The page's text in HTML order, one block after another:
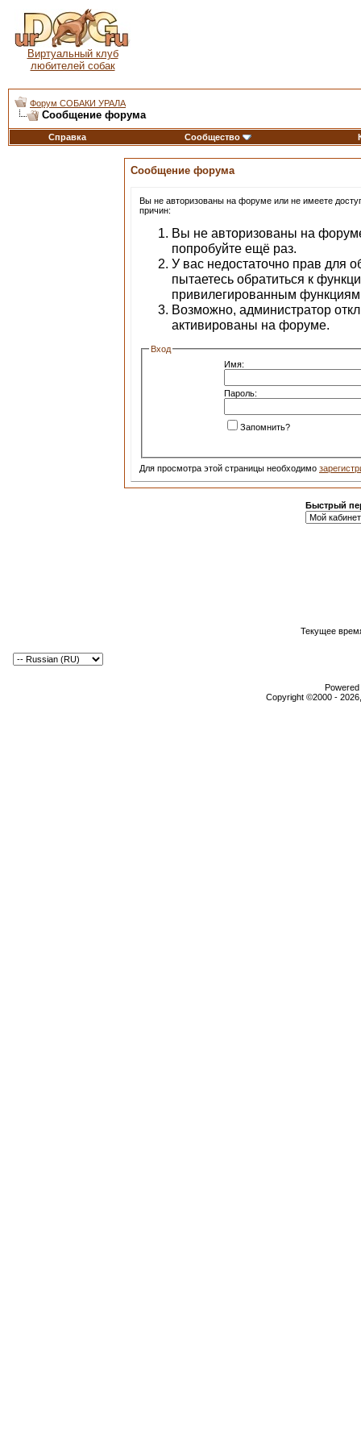
Виртуальный клуб
любителей собак
Форум СОБАКИ УРАЛА
Сообщение форума
Справка Сообщество
Сообщение форума
Вы не авторизованы на форуме или не имеете
причин:
Вы не авторизованы на
попробуйте ещё раз.
У вас недостаточно прав для
пытаетесь обратиться к
привилегированным
Возможно, администратор
активированы на форуме.
Вход
Имя:
Пароль:
Запомнить?
Для просмотра этой страницы необходимо
Быстрый
Текущее
Copyright ©2000 -